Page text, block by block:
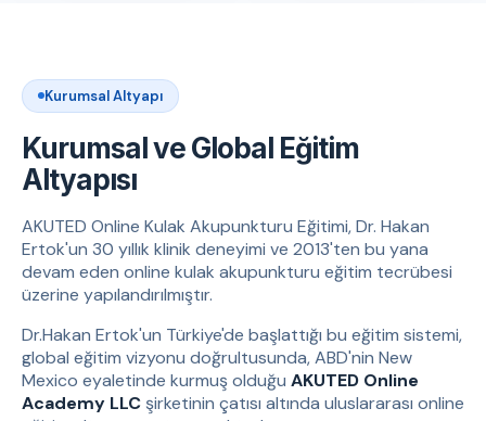
Kurumsal Altyapı
Kurumsal ve Global Eğitim
Altyapısı
AKUTED Online Kulak Akupunkturu Eğitimi, Dr. Hakan
Ertok'un 30 yıllık klinik deneyimi ve 2013'ten bu yana
devam eden online kulak akupunkturu eğitim tecrübesi
üzerine yapılandırılmıştır.
Dr.Hakan Ertok'un Türkiye'de başlattığı bu eğitim sistemi,
global eğitim vizyonu doğrultusunda, ABD'nin New
Mexico eyaletinde kurmuş olduğu AKUTED Online
Academy LLC şirketinin çatısı altında uluslararası online